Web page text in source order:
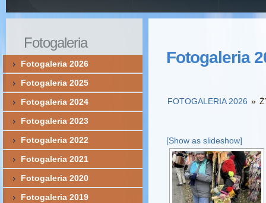
Fotogaleria
FOTOGALERIA 2026 »
[Show as slideshow]
Fotogaleria
Fotogaleria 2026
Fotogaleria 2025
Fotogaleria 2024
Fotogaleria 2023
Fotogaleria 2022
Fotogaleria 2021
Fotogaleria 2020
Fotogaleria 2019